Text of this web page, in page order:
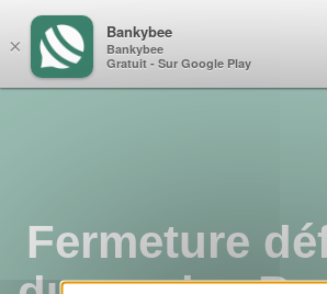
Fermeture
×
Bankybee
Bankybee
Gratuit - Sur Google Play